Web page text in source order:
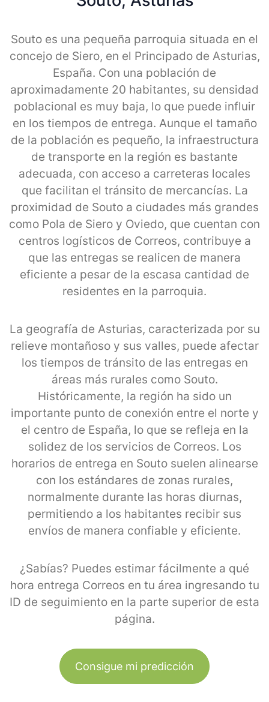
Souto es una pequeña parroquia situada en el
concejo de Siero, en el Principado de Asturias,
España. Con una población de
aproximadamente 20 habitantes, su densidad
poblacional es muy baja, lo que puede influir
en los tiempos de entrega. Aunque el tamaño
de la población es pequeño, la infraestructura
de transporte en la región es bastante
adecuada, con acceso a carreteras locales
que facilitan el tránsito de mercancías. La
proximidad de Souto a ciudades más grandes
como Pola de Siero y Oviedo, que cuentan con
centros logísticos de Correos, contribuye a
que las entregas se realicen de manera
eficiente a pesar de la escasa cantidad de
residentes en la parroquia.
La geografía de Asturias, caracterizada por su
relieve montañoso y sus valles, puede afectar
los tiempos de tránsito de las entregas en
áreas más rurales como Souto.
Históricamente, la región ha sido un
importante punto de conexión entre el norte y
el centro de España, lo que se refleja en la
solidez de los servicios de Correos. Los
horarios de entrega en Souto suelen alinearse
con los estándares de zonas rurales,
normalmente durante las horas diurnas,
permitiendo a los habitantes recibir sus
envíos de manera confiable y eficiente.
¿Sabías? Puedes estimar fácilmente a qué
hora entrega Correos en tu área ingresando tu
ID de seguimiento en la parte superior de esta
página.
Consigue mi predicción